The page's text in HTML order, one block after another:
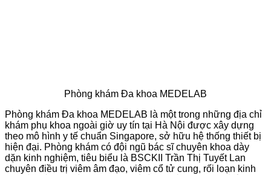
Phòng khám Đa khoa MEDELAB
Phòng khám Đa khoa MEDELAB là một trong những địa chỉ
khám phụ khoa ngoài giờ uy tín tại Hà Nội được xây dựng
theo mô hình y tế chuẩn Singapore, sở hữu hệ thống thiết bị
hiện đại. Phòng khám có đội ngũ bác sĩ chuyên khoa dày
dặn kinh nghiệm, tiêu biểu là BSCKII Trần Thị Tuyết Lan
chuyên điều trị viêm âm đạo, viêm cổ tử cung, rối loạn kinh